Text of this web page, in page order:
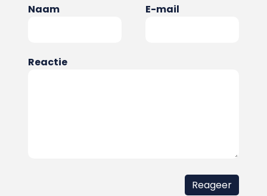
Naam E-mail
Reactie